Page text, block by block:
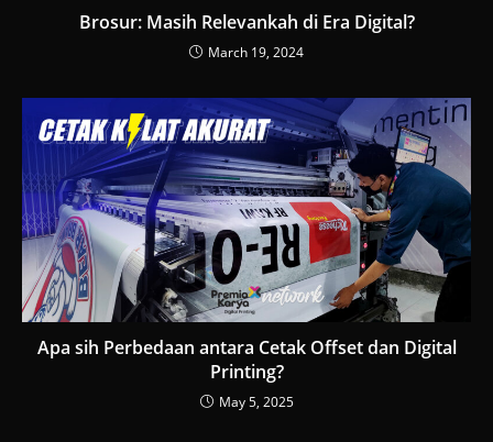
Brosur: Masih Relevankah di Era Digital?
March 19, 2024
Apa sih Perbedaan antara Cetak Offset dan Digital
Printing?
May 5, 2025